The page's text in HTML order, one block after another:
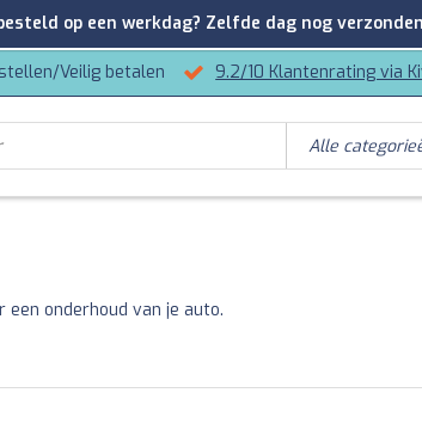
Veilig betalen 9.2/10 Klantenrating via
onderhoud van je auto.
op een werkdag? Zelfde dag nog